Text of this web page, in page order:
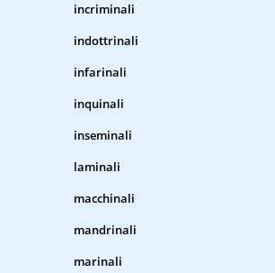
incriminali
indottrinali
infarinali
inquinali
inseminali
laminali
macchinali
mandrinali
marinali